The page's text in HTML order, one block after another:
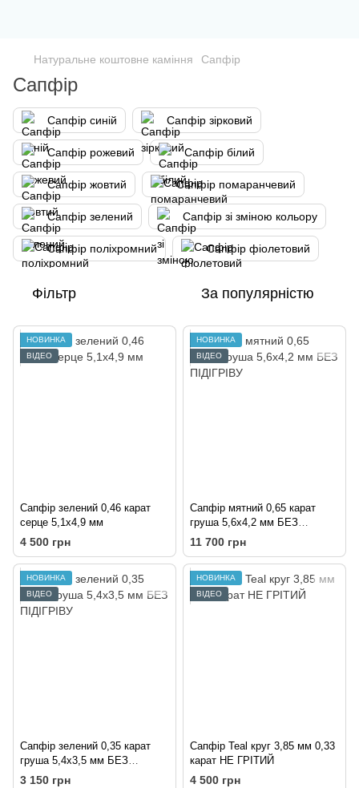
Натуральне коштовне каміння Сапфір
Сапфір
Сапфір синій Сапфір зірковий
Сапфір рожевий Сапфір білий
Сапфір жовтий Сапфір помаранчевий
Сапфір зелений Сапфір зі зміною кольору
Сапфір поліхромний Сапфір фіолетовий
Фільтр За популярністю
НОВИНКА
ВІДЕО
Сапфір зелений 0,46 карат
серце 5,1х4,9 мм
4 500 грн
НОВИНКА
ВІДЕО
Сапфір мятний 0,65 карат
груша 5,6х4,2 мм БЕЗ
ПІДІГРІВУ
11 700 грн
НОВИНКА
ВІДЕО
Сапфір зелений 0,35 карат
груша 5,4х3,5 мм БЕЗ
ПІДІГРІВУ
3 150 грн
НОВИНКА
ВІДЕО
Сапфір Teal круг 3,85 мм 0,33
карат НЕ ГРІТИЙ
4 500 грн